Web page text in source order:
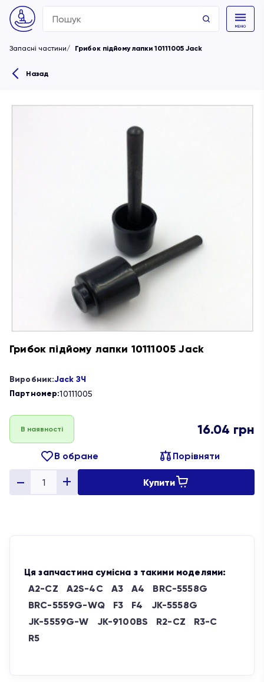
Search
for:
Запасні частини Грибок підйому лапки 10111005 Jack
Назад
Грибок підйому лапки 10111005 Jack
Виробник:Jack ЗЧ
Партномер:10111005
В наявності 16.04 грн
В обране Порівняти
Quantity
Купити
Ця запчастина сумісна з такими моделями:
A2-CZ
A2S-4C A3 A4
BRC-5558G
BRC-5559G-WQ
F3 F4
JK-5558G
JK-5559G-W
JK-9100BS R2-CZ
R3-C
R5